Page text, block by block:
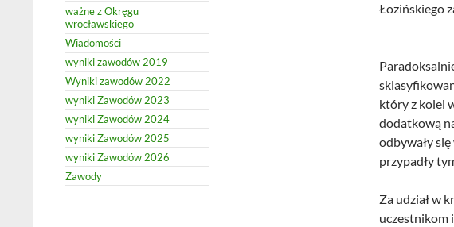
Łozińskiego
który z kolei
dodatkową
odbywały
przypadły
Za udział w
uczestnikom
ważne z Okręgu
wrocławskiego
Wiadomości
wyniki zawodów 2019
Wyniki zawodów 2022
wyniki Zawodów 2023
wyniki Zawodów 2024
wyniki Zawodów 2025
wyniki Zawodów 2026
Zawody